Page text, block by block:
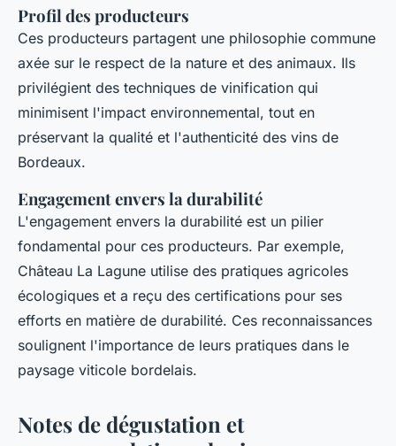
Profil des producteurs
Ces producteurs partagent une philosophie commune
axée sur le respect de la nature et des animaux. Ils
privilégient des techniques de vinification qui
minimisent l'impact environnemental, tout en
préservant la qualité et l'authenticité des vins de
Bordeaux.
Engagement envers la durabilité
L'engagement envers la durabilité est un pilier
fondamental pour ces producteurs. Par exemple,
Château La Lagune utilise des pratiques agricoles
écologiques et a reçu des certifications pour ses
efforts en matière de durabilité. Ces reconnaissances
soulignent l'importance de leurs pratiques dans le
paysage viticole bordelais.
Notes de dégustation et